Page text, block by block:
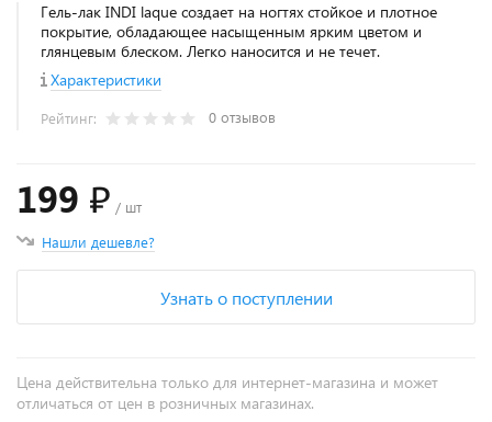
Гель-лак INDI laque создает на ногтях стойкое и плотное
покрытие, обладающее насыщенным ярким цветом и
глянцевым блеском. Легко наносится и не течет.
Характеристики
Рейтинг: 0 отзывов
199 ₽ / шт
Нашли дешевле?
Узнать о поступлении
Цена действительна только для интернет-магазина и может
отличаться от цен в розничных магазинах.